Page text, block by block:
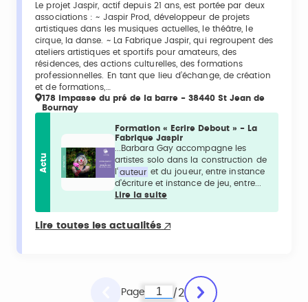
Le projet Jaspir, actif depuis 21 ans, est portée par deux
associations : ~ Jaspir Prod, développeur de projets
artistiques dans les musiques actuelles, le théâtre, le
cirque, la danse. ~ La Fabrique Jaspir, qui regroupent des
ateliers artistiques et sportifs pour amateurs, des
résidences, des actions culturelles, des formations
professionnelles. En tant que lieu d’échange, de création
et de formations,…
178 impasse du pré de la barre - 38440 St Jean de
Bournay
Actu
Formation « Ecrire Debout » - La
Fabrique Jaspir
...Barbara Gay accompagne les
artistes solo dans la construction de
l‘auteur et du joueur, entre instance
d’écriture et instance de jeu, entre...
Lire la suite
Lire toutes les actualités
Page / 2